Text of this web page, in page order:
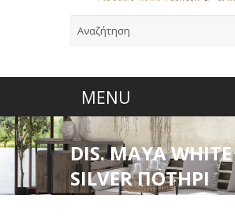
DIS. MAYA WHITE
SILVER ΠΟΤΗΡΙ
MARGARITA